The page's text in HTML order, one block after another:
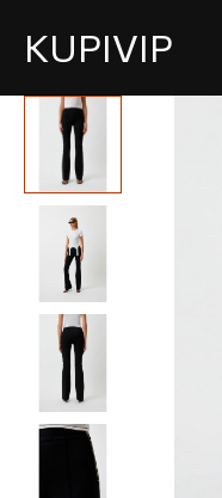
KUPIVIP